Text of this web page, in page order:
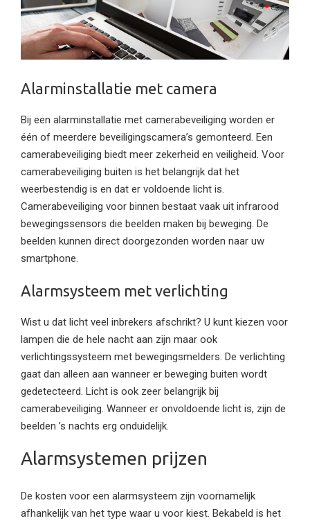
Alarminstallatie met camera
Bij een alarminstallatie met camerabeveiliging worden er
één of meerdere beveiligingscamera’s gemonteerd. Een
camerabeveiliging biedt meer zekerheid en veiligheid. Voor
camerabeveiliging buiten is het belangrijk dat het
weerbestendig is en dat er voldoende licht is.
Camerabeveiliging voor binnen bestaat vaak uit infrarood
bewegingssensors die beelden maken bij beweging. De
beelden kunnen direct doorgezonden worden naar uw
smartphone.
Alarmsysteem met verlichting
Wist u dat licht veel inbrekers afschrikt? U kunt kiezen voor
lampen die de hele nacht aan zijn maar ook
verlichtingssysteem met bewegingsmelders. De verlichting
gaat dan alleen aan wanneer er beweging buiten wordt
gedetecteerd. Licht is ook zeer belangrijk bij
camerabeveiliging. Wanneer er onvoldoende licht is, zijn de
beelden ’s nachts erg onduidelijk.
Alarmsystemen prijzen
De kosten voor een alarmsysteem zijn voornamelijk
afhankelijk van het type waar u voor kiest. Bekabeld is het